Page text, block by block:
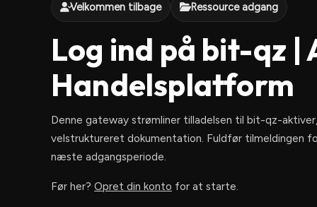
Velkommen tilbage Ressource adgang
Log ind på bit-qz |
Handelsplatform
Denne gateway strømliner tilladelsen til bit-qz-
velstruktureret dokumentation. Fuldfør
næste adgangsperiode.
Før her? Opret din konto for at starte.